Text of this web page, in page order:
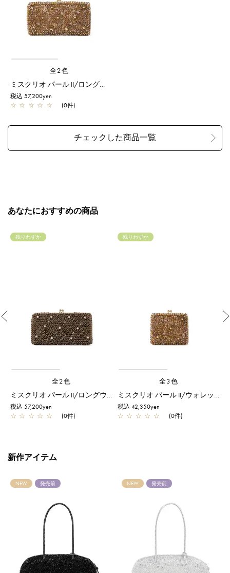
全2色
税込 57,200yen
☆ ☆ ☆ ☆ ☆ (0件)
あなたにおすすめの商品
Previous
残りわずか
全2色
ミスクリオ パール II/ロングウォレット/トープ
税込 57,200yen
☆ ☆ ☆ ☆ ☆ (0件)
残りわずか
全3色
ミスクリオ パール II/ウォレット/マルチ
税込 42,350yen
☆ ☆ ☆ ☆ ☆ (0件)
新作アイテム
NEW 発売前 NEW 発売前